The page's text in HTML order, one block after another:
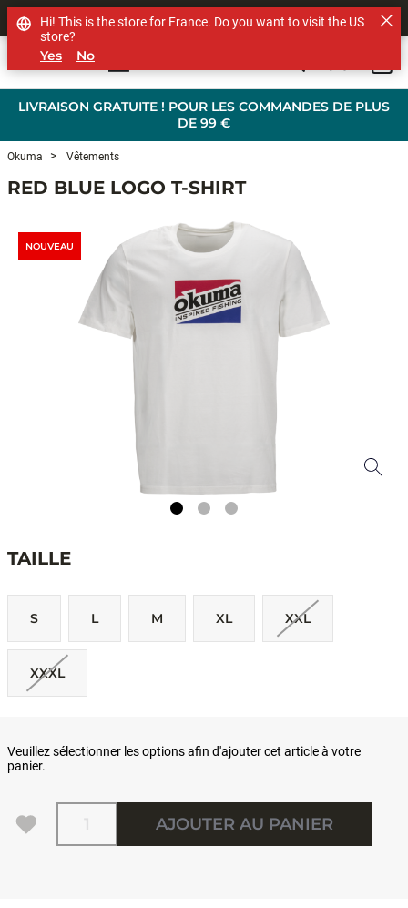
LIVRAISON GRATUITE ! POUR LES COMMANDES DE PLUS
DE 99 €
SHOP OTHER BRANDS
Okuma Vêtements
RED BLUE LOGO T-SHIRT
NOUVEAU
TAILLE
S L M XL XXL
XXXL
Veuillez sélectionner les options afin d'ajouter cet article à votre
panier.
Quantité
AJOUTER AU PANIER
Hi! This is the store for France. Do you want to visit the US
store?
Yes No